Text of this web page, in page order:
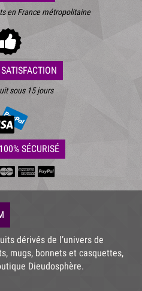
en France métropolitaine
sous 15 jours
SÉCURISÉ
dérivés de l’univers de
mugs, bonnets et casquettes,
Dieudosphère.